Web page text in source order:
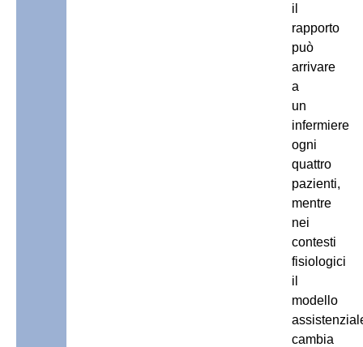
il
rapporto
può
arrivare
a
un
infermiere
ogni
quattro
pazienti,
mentre
nei
contesti
fisiologici
il
modello
cambia